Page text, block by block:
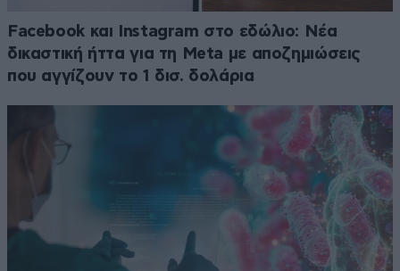
Facebook και Instagram στο εδώλιο: Νέα
δικαστική ήττα για τη Meta με αποζημιώσεις
που αγγίζουν το 1 δισ. δολάρια